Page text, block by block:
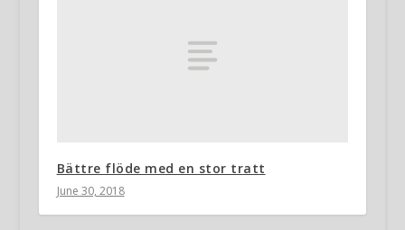
Bättre flöde med en stor tratt
June 30, 2018